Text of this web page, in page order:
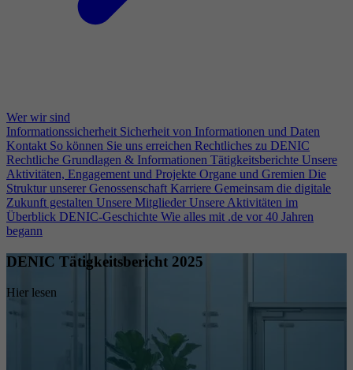
Wer wir sind
Informationssicherheit Sicherheit von Informationen und Daten
Kontakt So können Sie uns erreichen Rechtliches zu DENIC
Rechtliche Grundlagen & Informationen Tätigkeitsberichte Unsere
Aktivitäten, Engagement und Projekte Organe und Gremien Die
Struktur unserer Genossenschaft Karriere Gemeinsam die digitale
Zukunft gestalten Unsere Mitglieder Unsere Aktivitäten im
Überblick DENIC-Geschichte Wie alles mit .de vor 40 Jahren
begann
DENIC Tätigkeitsbericht 2025
Hier lesen